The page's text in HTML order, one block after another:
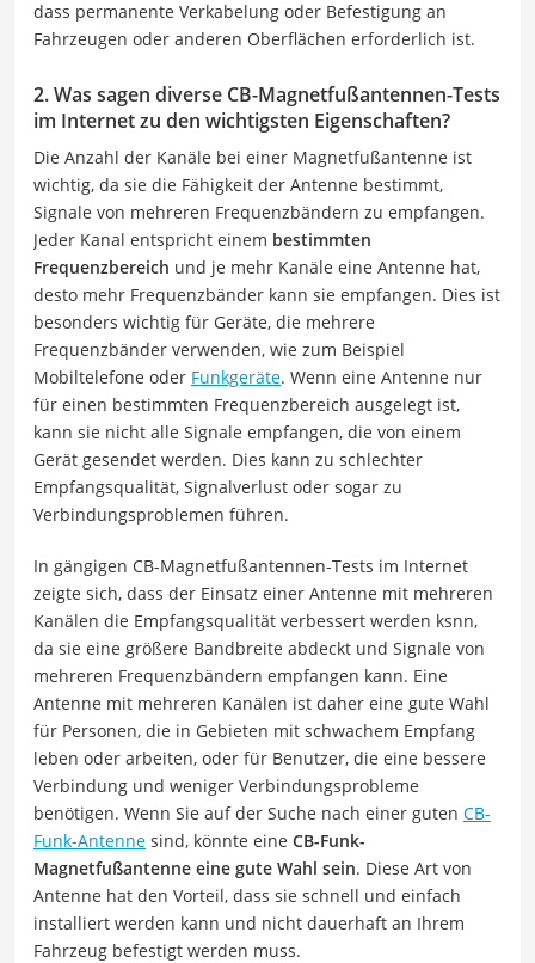
dass permanente Verkabelung oder Befestigung an
Fahrzeugen oder anderen Oberflächen erforderlich ist.
2. Was sagen diverse CB-Magnetfußantennen-Tests
im Internet zu den wichtigsten Eigenschaften?
Die Anzahl der Kanäle bei einer Magnetfußantenne ist
wichtig, da sie die Fähigkeit der Antenne bestimmt,
Signale von mehreren Frequenzbändern zu empfangen.
Jeder Kanal entspricht einem bestimmten
Frequenzbereich und je mehr Kanäle eine Antenne hat,
desto mehr Frequenzbänder kann sie empfangen. Dies ist
besonders wichtig für Geräte, die mehrere
Frequenzbänder verwenden, wie zum Beispiel
Mobiltelefone oder Funkgeräte. Wenn eine Antenne nur
für einen bestimmten Frequenzbereich ausgelegt ist,
kann sie nicht alle Signale empfangen, die von einem
Gerät gesendet werden. Dies kann zu schlechter
Empfangsqualität, Signalverlust oder sogar zu
Verbindungsproblemen führen.
In gängigen CB-Magnetfußantennen-Tests im Internet
zeigte sich, dass der Einsatz einer Antenne mit mehreren
Kanälen die Empfangsqualität verbessert werden ksnn,
da sie eine größere Bandbreite abdeckt und Signale von
mehreren Frequenzbändern empfangen kann. Eine
Antenne mit mehreren Kanälen ist daher eine gute Wahl
für Personen, die in Gebieten mit schwachem Empfang
leben oder arbeiten, oder für Benutzer, die eine bessere
Verbindung und weniger Verbindungsprobleme
benötigen. Wenn Sie auf der Suche nach einer guten CB-
Funk-Antenne sind, könnte eine CB-Funk-
Magnetfußantenne eine gute Wahl sein. Diese Art von
Antenne hat den Vorteil, dass sie schnell und einfach
installiert werden kann und nicht dauerhaft an Ihrem
Fahrzeug befestigt werden muss.